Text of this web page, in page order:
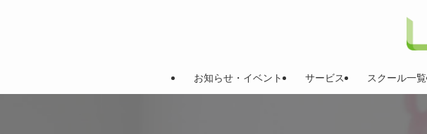
お知らせ・イベント サービス スクール一覧